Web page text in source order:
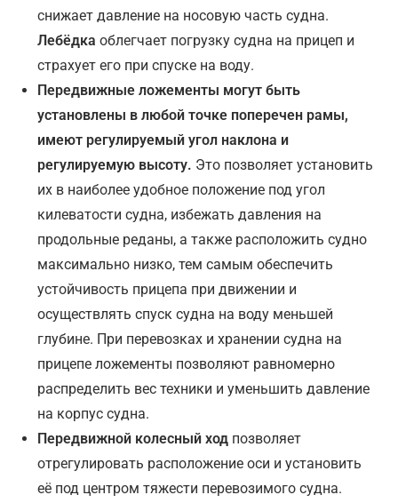
снижает давление на носовую часть судна.
Лебёдкаоблегчает погрузку судна на прицеп и
страхует его при спуске на воду.
Передвижные ложементы могут быть
установлены в любой точке поперечен рамы,
имеют регулируемый угол наклона и
регулируемую высоту. Это позволяет установить
их в наиболее удобное положение под угол
килеватости судна, избежать давления на
продольные реданы, а также расположить судно
максимально низко, тем самым обеспечить
устойчивость прицепа при движении и
осуществлять спуск судна на воду меньшей
глубине. При перевозках и хранении судна на
прицепе ложементы позволяют равномерно
распределить вес техники и уменьшить давление
на корпус судна.
Передвижной колесный ход позволяет
отрегулировать расположение оси и установить
её под центром тяжести перевозимого судна.